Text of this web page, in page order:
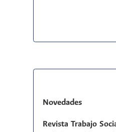
Novedades
Revista Trabajo